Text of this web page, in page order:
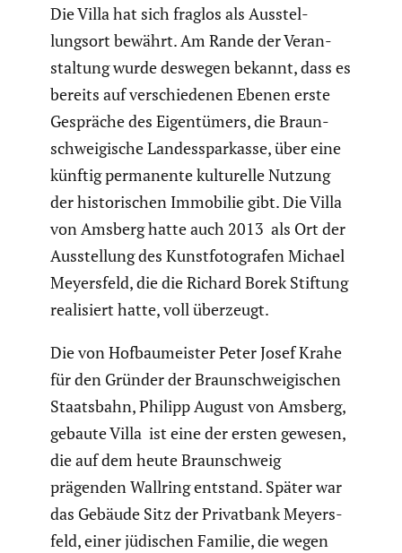
Die Villa hat sich fraglos als Ausstel­
lungsort bewährt. Am Rande der Veran­
stal­tung wurde deswegen bekannt, dass es
bereits auf verschie­denen Ebenen erste
Gespräche des Eigen­tü­mers, die Braun­
schwei­gi­sche Landes­spar­kasse, über eine
künftig perma­nente kultu­relle Nutzung
der histo­ri­schen Immobilie gibt. Die Villa
von Amsberg hatte auch 2013 als Ort der
Ausstel­lung des Kunst­fo­to­grafen Michael
Meyers­feld, die die Richard Borek Stiftung
reali­siert hatte, voll überzeugt.
Die von Hofbau­meister Peter Josef Krahe
für den Gründer der Braun­schwei­gi­schen
Staats­bahn, Philipp August von Amsberg,
gebaute Villa ist eine der ersten gewesen,
die auf dem heute Braun­schweig
prägenden Wallring entstand. Später war
das Gebäude Sitz der Privat­bank Meyers­
feld, einer jüdischen Familie, die wegen